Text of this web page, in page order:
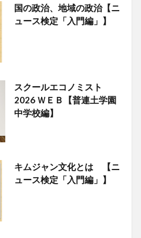
国の政治、地域の政治【ニ
ュース検定「入門編」】
スクールエコノミスト
2026 ＷＥＢ【普連土学園
中学校編】
キムジャン文化とは 【ニ
ュース検定「入門編」】